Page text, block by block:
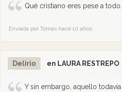
Qué cristiano eres pese a todo.
Enviada por Tomás hace 10 años
Delirio en LAURA RESTREPO
Y sin embargo, aquello